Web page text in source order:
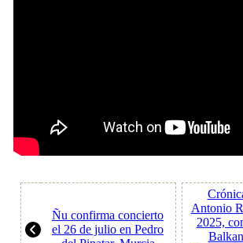
Ñu confirma concierto
el 26 de julio en Pedro
Antonio
2025,